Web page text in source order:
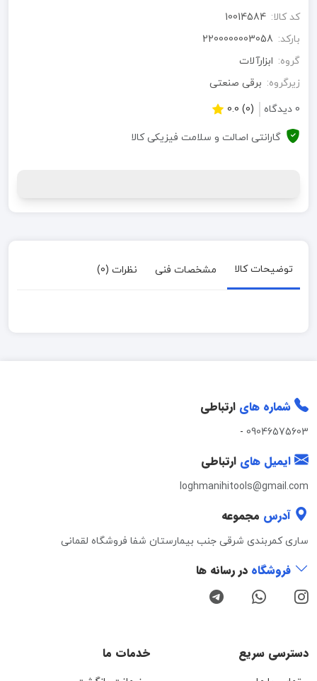
کد کالا: 10014584
بارکد: 2200000003058
گروه: ابزارآلات
زیرگروه: برقی صنعتی
0 دیدگاه
(0) 0.0
گارانتی اصالت و سلامت فیزیکی کالا
توضیحات کالا مشخصات فنی نظرات (0)
شماره های ارتباطی
09046575603
-
ایمیل های ارتباطی
loghmanihitools@gmail.com
آدرس مجموعه
ساری کمربندی شرقی جنب بیمارستان شفا فروشگاه لقمانی
فروشگاه در رسانه ها
دسترسی سریع خدمات ما